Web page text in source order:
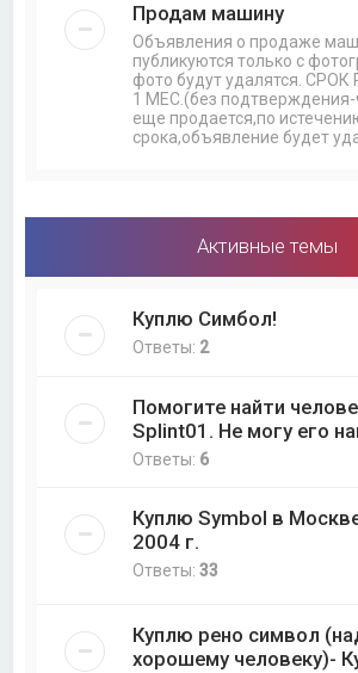
Продам машину
Объявления о продаже
публикуются только с
фото будут удалятся.
1 МЕС.(без
еще продается,по
срока,объявление будет
Активные темы
Куплю Симбол!
Ответы: 2
Помогите найти
Splint01. Не могу его
Ответы: 6
Куплю Symbol в
2004 г.
Ответы:33
Куплю рено символ
хорошему человеку)-